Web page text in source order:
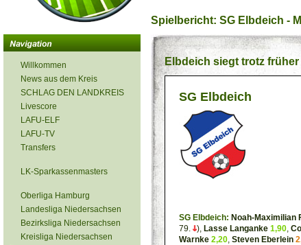
Willkommen
News aus dem Kreis
SCHLAG DEN LANDKREIS
Livescore
LAFU-ELF
LAFU-TV
Transfers
LK-Sparkassenmasters
Oberliga Hamburg
Landesliga Niedersachsen
Bezirksliga Niedersachsen
Kreisliga Niedersachsen
Spielbericht: SG Elbdeich -
Elbdeich siegt trotz
SG Elbdeich
SG Elbdeich: Noah-Maximilian
79.
), Lasse Langanke 1,90,
Warnke 2,20, Steven Eberlein